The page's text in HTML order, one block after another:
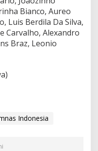
Bianco, Aureo
Luis Berdila Da Silva,
Carvalho, Alexandro
Braz, Leonio
Indonesia